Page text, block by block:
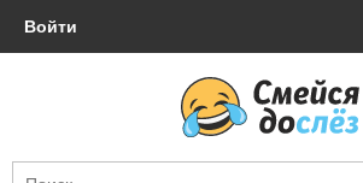
Войти